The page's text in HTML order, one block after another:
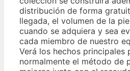
distribución de forma
llegada, el volumen de la
cuando se adquiera y sea
cada miembro de nuestro
Verá los hechos principales
normalmente el método de